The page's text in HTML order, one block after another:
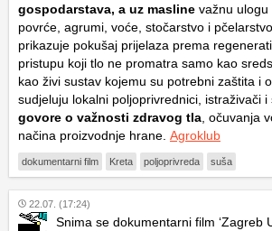
gospodarstava, a uz masline važnu ulogu
povrće, agrumi, voće, stočarstvo i
prikazuje pokušaj prijelaza prema
pristupu koji tlo ne promatra samo kao
kao živi sustav kojemu su potrebni zaštita i
sudjeluju lokalni poljoprivrednici, istraživači i
govore o važnosti zdravog tla, očuvanja
načina proizvodnje hrane. Agroklub
dokumentarni film Kreta poljoprivreda suša
22.07. (17:24)
Snima se dokumentarni film ‘Zagreb